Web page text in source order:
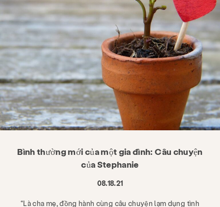
Bình thường mới của một gia đình: Câu chuyện
của Stephanie
08.18.21
“Là cha mẹ, đồng hành cùng câu chuyện lạm dụng tình